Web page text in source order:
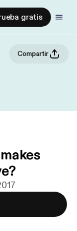
gratis
Compartir